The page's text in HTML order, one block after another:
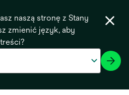
naszą stronę z Stany
zmienić język, aby